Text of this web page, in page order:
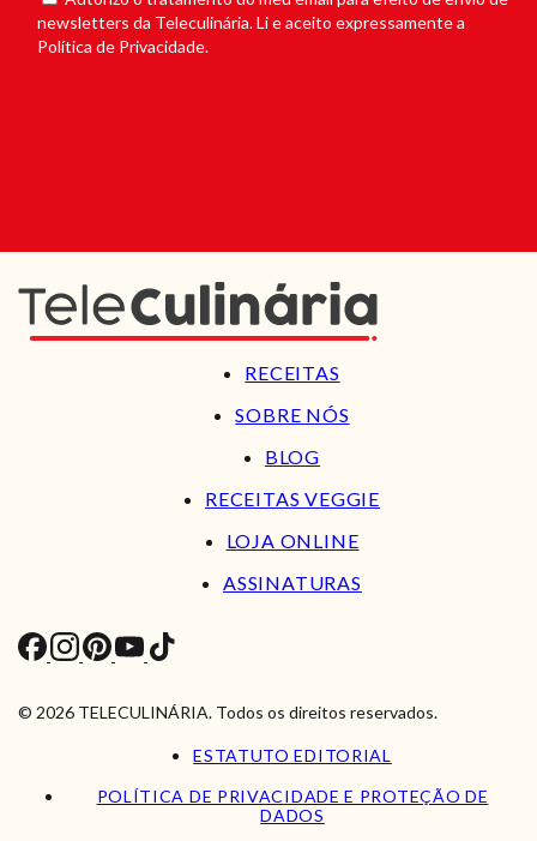
newsletters da Teleculinária. Li e aceito expressamente a
Política de Privacidade.
RECEITAS
SOBRE NÓS
BLOG
RECEITAS VEGGIE
LOJA ONLINE
ASSINATURAS
© 2026 TELECULINÁRIA. Todos os direitos reservados.
ESTATUTO EDITORIAL
POLÍTICA DE PRIVACIDADE E PROTEÇÃO DE
DADOS